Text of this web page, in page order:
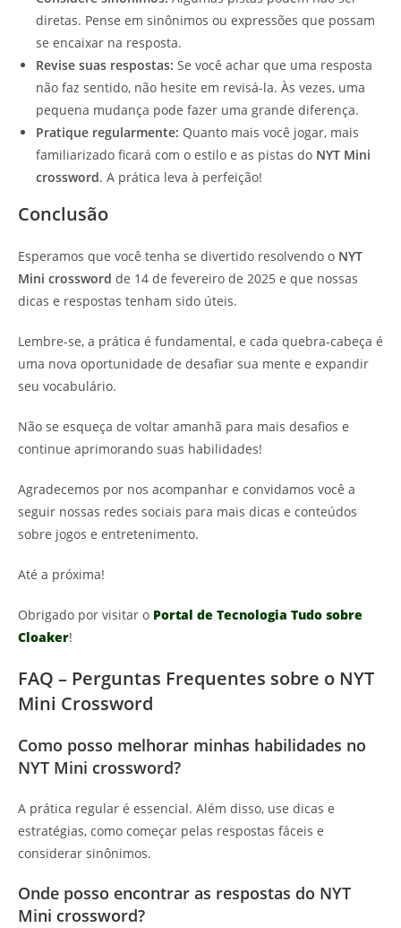
diretas. Pense em sinônimos ou expressões que possam
se encaixar na resposta.
Revise suas respostas: Se você achar que uma resposta
não faz sentido, não hesite em revisá-la. Às vezes, uma
pequena mudança pode fazer uma grande diferença.
Pratique regularmente: Quanto mais você jogar, mais
familiarizado ficará com o estilo e as pistas do NYT Mini
crossword. A prática leva à perfeição!
Conclusão
Esperamos que você tenha se divertido resolvendo o NYT
Mini crossword de 14 de fevereiro de 2025 e que nossas
dicas e respostas tenham sido úteis.
Lembre-se, a prática é fundamental, e cada quebra-cabeça é
uma nova oportunidade de desafiar sua mente e expandir
seu vocabulário.
Não se esqueça de voltar amanhã para mais desafios e
continue aprimorando suas habilidades!
Agradecemos por nos acompanhar e convidamos você a
seguir nossas redes sociais para mais dicas e conteúdos
sobre jogos e entretenimento.
Até a próxima!
Obrigado por visitar o Portal de Tecnologia Tudo sobre
Cloaker!
FAQ – Perguntas Frequentes sobre o NYT
Mini Crossword
Como posso melhorar minhas habilidades no
NYT Mini crossword?
A prática regular é essencial. Além disso, use dicas e
estratégias, como começar pelas respostas fáceis e
considerar sinônimos.
Onde posso encontrar as respostas do NYT
Mini crossword?